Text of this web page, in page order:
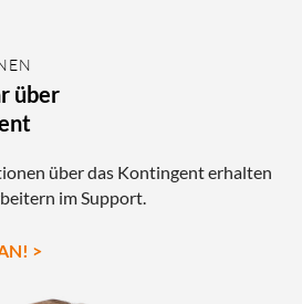
über
über das Kontingent erhalten
im Support.
>